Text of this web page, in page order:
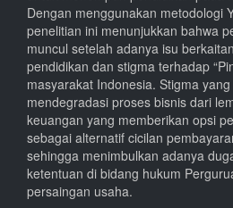
Dengan menggunakan metodologi
penelitian ini menunjukkan bahwa
muncul setelah adanya isu
pendidikan dan stigma terhadap
masyarakat Indonesia. Stigma
mendegradasi proses bisnis dari
keuangan yang memberikan opsi
sebagai alternatif cicilan
sehingga menimbulkan adanya
ketentuan di bidang hukum
persaingan usaha.